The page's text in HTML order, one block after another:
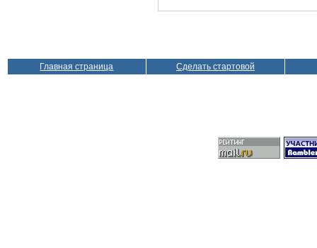
Главная страница Сделать стартовой